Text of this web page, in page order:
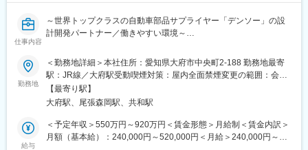
ーションを取りながら、物流業務を進めていくお仕事です
まずはOJTリーダー（ベテラン作業員）の付いて、構内作業の
様々な工程を覚えていただく為に、現場作業を行っていただきま
す
ピッキングや入出庫作業などであれば1週間程度である程度お仕事
は覚えていただけます。
3～6か月後には、一つの工程のリーダーとして5～6名のユニット
を束ねていただきます（多いところでは20名程度）
仕事内容
～世界トップクラスの自動車部品サプライヤー「デンソー」の設
計開発パートナー／働きやすい環境～
■業務概要
各種営業および製造メーカとスペック決めから、設計、評価まで
の工程をお任せします。
＜担当製品＞
市販事業向け補修品／メーカーオプション品
・コンプレッサ
・熱交換器
・トレーラーブレーキシステム
勤務地
＜勤務地詳細＞本社住所：愛知県大府市中央町2-188 勤務地最寄
駅：JR線／大府駅受動喫煙対策：屋内全面禁煙変更の範囲：会社
の定める事業所（リモートワーク含む）
【最寄り駅】
大府駅、尾張森岡駅、共和駅
給与
＜予定年収＞550万円～920万円＜賃金形態＞月給制＜賃金内訳＞
月額（基本給）：240,000円～520,000円＜月給＞240,000円～